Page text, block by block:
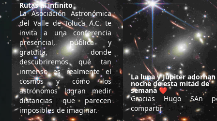
Rutas al infinito
La Asociación Astronómica
del Valle de Toluca A.C. te
invita a una conferencia
presencial, pública y
gratuita, donde
descubriremos qué tan
inmenso es realmente el
cosmos y cómo los
astrónomos logran medir
distancias que parecen
imposibles de imaginar.
La luna y Júpiter adornan
noche de esta mitad de
semana ❤️
Gracias Hugo SAn
compartir